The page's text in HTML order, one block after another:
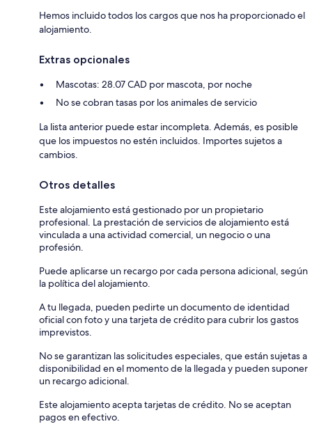
Hemos incluido todos los cargos que nos ha proporcionado el
alojamiento.
Extras opcionales
Mascotas: 28.07 CAD por mascota, por noche
No se cobran tasas por los animales de servicio
La lista anterior puede estar incompleta. Además, es posible
que los impuestos no estén incluidos. Importes sujetos a
cambios.
Otros detalles
Este alojamiento está gestionado por un propietario
profesional. La prestación de servicios de alojamiento está
vinculada a una actividad comercial, un negocio o una
profesión.
Puede aplicarse un recargo por cada persona adicional, según
la política del alojamiento.
A tu llegada, pueden pedirte un documento de identidad
oficial con foto y una tarjeta de crédito para cubrir los gastos
imprevistos.
No se garantizan las solicitudes especiales, que están sujetas a
disponibilidad en el momento de la llegada y pueden suponer
un recargo adicional.
Este alojamiento acepta tarjetas de crédito. No se aceptan
pagos en efectivo.